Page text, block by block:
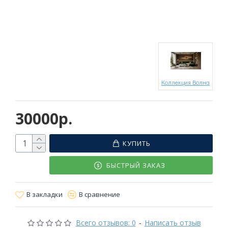
Всего отзывов: 0 - Написать отзыв
30000р.
Коллекция Волна
КУПИТЬ
БЫСТРЫЙ ЗАКАЗ
В закладки В сравнение